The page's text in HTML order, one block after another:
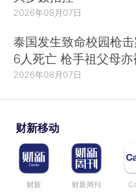
2026年08月07日
泰国发生致命校园枪
6人死亡 枪手祖父母亦
2026年08月07日
财新移动
财新 财新周刊